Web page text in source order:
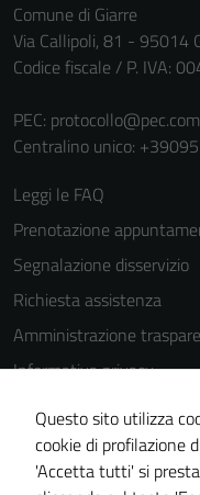
Comune di Giarre
Via Callipoli, 81 - 95014
Codice fiscale / P. IVA:
PEC:
Centralino unico:
Leggi le FAQ
Prenotazione
Segnalazione disservizio
Richiesta assistenza
Amministrazione
Informativa privacy
Cookie Policy
Note legali
Dichiarazione di
Questo sito utilizza
cookie di profilazione
'Accetta tutti' si